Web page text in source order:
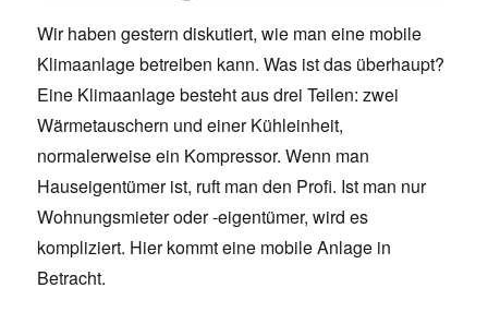
Wir haben gestern diskutiert, wie man eine mobile
Klimaanlage betreiben kann. Was ist das überhaupt?
Eine Klimaanlage besteht aus drei Teilen: zwei
Wärmetauschern und einer Kühleinheit,
normalerweise ein Kompressor. Wenn man
Hauseigentümer ist, ruft man den Profi. Ist man nur
Wohnungsmieter oder -eigentümer, wird es
kompliziert. Hier kommt eine mobile Anlage in
Betracht.